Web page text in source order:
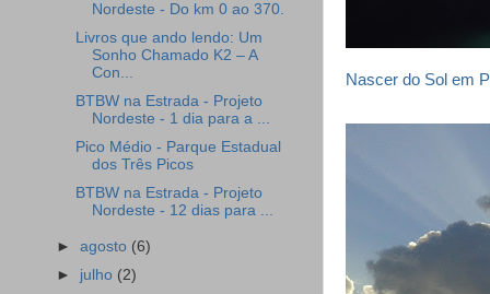
Nascer do Sol em
Nordeste - Do km 0 ao 370.
Livros que ando lendo: Um
Sonho Chamado K2 – A
Con...
BTBW na Estrada - Projeto
Nordeste - 1 dia para a ...
Pico Médio - Parque Estadual
dos Três Picos
BTBW na Estrada - Projeto
Nordeste - 12 dias para ...
►agosto (6)
► julho (2)